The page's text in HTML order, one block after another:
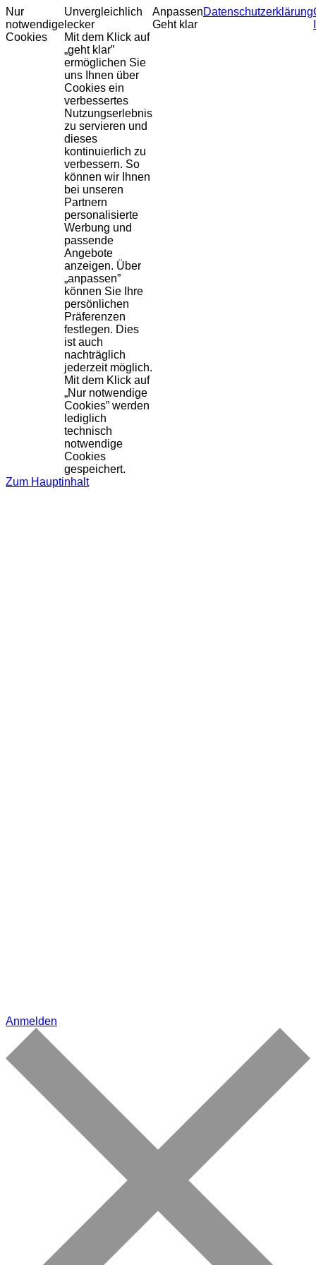
Nur
notwendige
Cookies
Unvergleichlich
lecker
Mit dem Klick auf
„geht klar”
ermöglichen Sie
uns Ihnen über
Cookies ein
verbessertes
Nutzungserlebnis
zu servieren und
dieses
kontinuierlich zu
verbessern. So
können wir Ihnen
bei unseren
Partnern
personalisierte
Werbung und
passende
Angebote
anzeigen. Über
„anpassen”
können Sie Ihre
persönlichen
Präferenzen
festlegen. Dies
ist auch
nachträglich
jederzeit möglich.
Mit dem Klick auf
„Nur notwendige
Cookies” werden
lediglich
technisch
notwendige
Cookies
gespeichert.
Anpassen
Geht klar
Datenschutzerklärung
Zum Hauptinhalt
Anmelden